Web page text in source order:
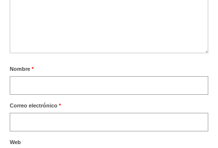
Nombre *
Correo electrónico *
Web